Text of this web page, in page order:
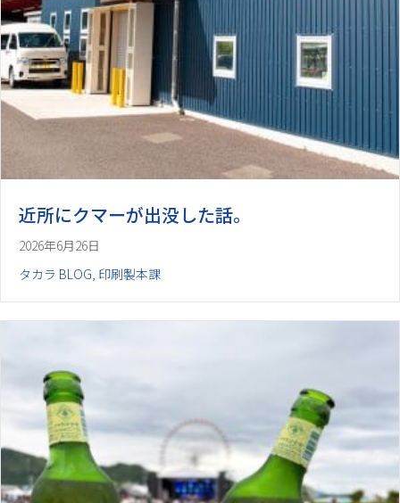
近所にクマーが出没した話。
2026年6月26日
タカラ BLOG, 印刷製本課